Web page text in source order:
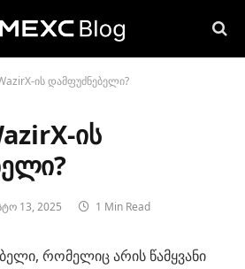
ის დამფუძნებელი?
ის
13, 2025 1 Min Read
რომელიც არის წამყვანი